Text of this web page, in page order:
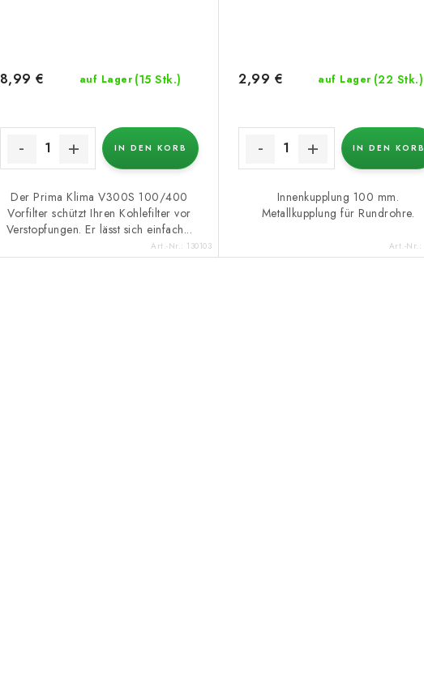
auf Lager (15 Stk.)
8,99 €
IN DEN KORB
Der Prima Klima V300S 100/400
Vorfilter schützt Ihren Kohlefilter vor
Verstopfungen. Er lässt sich einfach...
Art.-Nr.: 130103
auf Lager (22 Stk.)
2,99 €
IN DEN KORB
Innenkupplung 100 mm.
Metallkupplung für Rundrohre.
Art.-Nr.: